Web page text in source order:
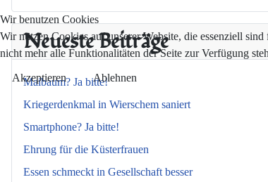
Neueste Beiträge
Maibaum? Ja bitte!
Kriegerdenkmal in Wierschem saniert
Smartphone? Ja bitte!
Ehrung für die Küsterfrauen
Essen schmeckt in Gesellschaft besser
Wir benutzen Cookies
Wir nutzen Cookies auf unserer Website, die essenziell
nicht mehr alle Funktionalitäten der Seite zur Verfügung
Akzeptieren Ablehnen